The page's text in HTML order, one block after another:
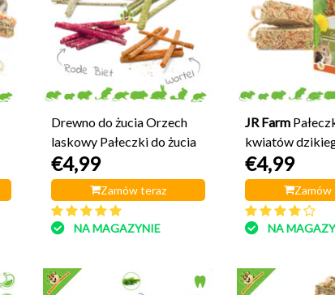
Drewno do żucia Orzech
laskowy Pałeczki do żucia
€4,99
Zamów teraz
NA MAGAZYNIE
JR Farm
kwiatów
Grainless Farmys
€4,99
Zamów
NA